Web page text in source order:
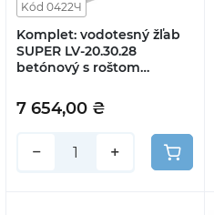
Kód 0422Ч
Komplet: vodotesný žľab
SUPER LV-20.30.28
betónový s roštom
VCH, trieda E
7 654,00 ₴
− +